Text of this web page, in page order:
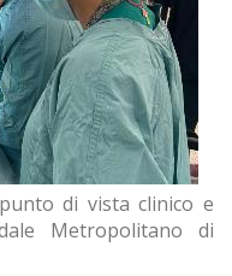
di vista clinico e
Metropolitano di